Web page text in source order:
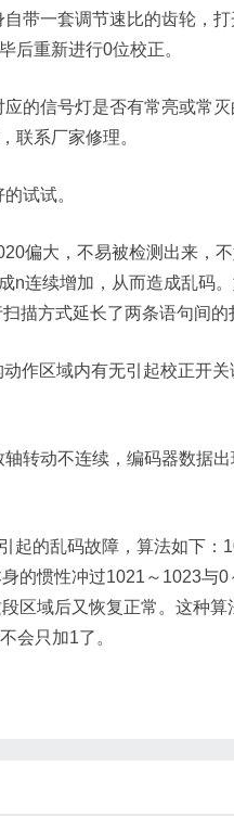
一套调节速比的齿轮，打
后重新进行0位校正。
信号灯是否有常亮或常灭
联系厂家修理。
试试。
偏大，不易被检测出来，不
n连续增加，从而造成乱码
描方式延长了两条语句间的
区域内有无引起校正开关
动不连续，编码器数据出
的乱码故障，算法如下：
的惯性冲过1021～1023与
区域后又恢复正常。这种算
会只加1了。